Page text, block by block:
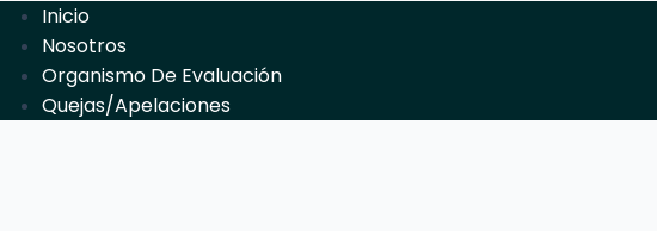
Inicio
Nosotros
Organismo De Evaluación
Quejas/Apelaciones